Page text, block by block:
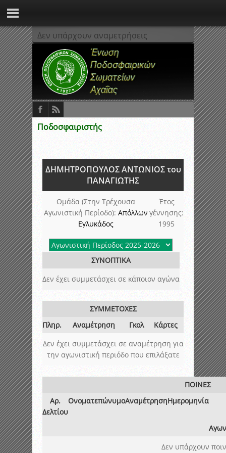
Δεν υπάρχουν αναμετρήσεις
Ποδοσφαιριστής
ΔΗΜΗΤΡΟΠΟΥΛΟΣ ΑΝΤΩΝΙΟΣ του
ΠΑΝΑΓΙΩΤΗΣ
Ομάδα (Στην Τρέχουσα
Αγωνιστική Περίοδο): Απόλλων
Εγλυκάδος
Έτος
γέννησης:
1995
ΣΥΝΟΠΤΙΚΑ
Δεν έχει συμμετάσχει σε κάποιον αγώνα
ΣΥΜΜΕΤΟΧΕΣ
Πληρ.
Αναμέτρηση Γκολ
Κάρτες
Δεν έχει συμμετάσχει σε αναμέτρηση για
την αγωνιστική περιόδο που επιλάξατε
ΠΟΙΝΕΣ
Αρ.
Δελτίου
ΟνοματεπώνυμοΑναμέτρησηΗμερομηνία
Δεν υπάρχουν